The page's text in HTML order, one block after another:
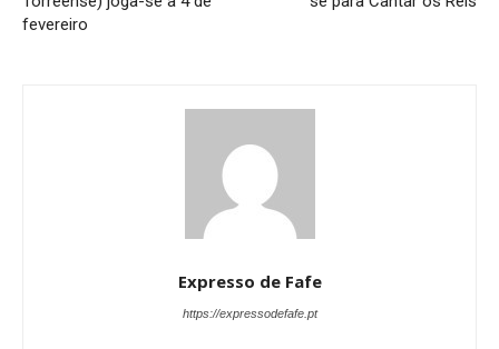
fevereiro
Expresso de Fafe
https://expressodefafe.pt